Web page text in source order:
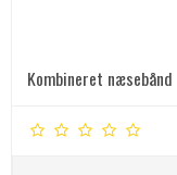
Kombineret næsebånd